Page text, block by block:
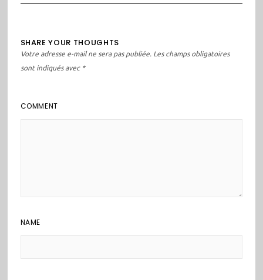
SHARE YOUR THOUGHTS
Votre adresse e-mail ne sera pas publiée. Les champs obligatoires
sont indiqués avec *
COMMENT
NAME